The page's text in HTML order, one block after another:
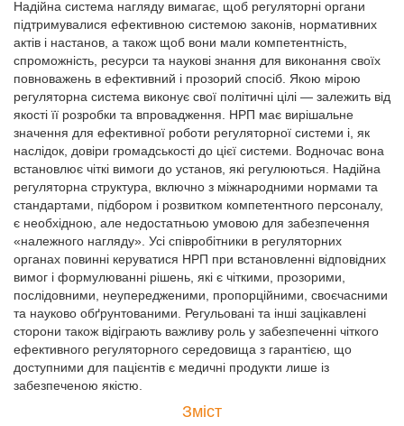
Надійна система нагляду вимагає, щоб регуляторні органи
підтримувалися ефективною системою законів, нормативних
актів і настанов, а також щоб вони мали компетентність,
спроможність, ресурси та наукові знання для виконання своїх
повноважень в ефективний і прозорий спосіб. Якою мірою
регуляторна система виконує свої політичні цілі — залежить від
якості її розробки та впровадження. НРП має вирішальне
значення для ефективної роботи регуляторної системи і, як
наслідок, довіри громадськості до цієї системи. Водночас вона
встановлює чіткі вимоги до установ, які регулюються. Надійна
регуляторна структура, включно з міжнародними нормами та
стандартами, підбором і розвитком компетентного персоналу,
є необхідною, але недостатньою умовою для забезпечення
«належного нагляду». Усі співробітники в регуляторних
органах повинні керуватися НРП при встановленні відповідних
вимог і формулюванні рішень, які є чіткими, прозорими,
послідовними, неупередженими, пропорційними, своєчасними
та науково обґрунтованими. Регульовані та інші зацікавлені
сторони також відіграють важливу роль у забезпеченні чіткого
ефективного регуляторного середовища з гарантією, що
доступними для пацієнтів є медичні продукти лише із
забезпеченою якістю.
Зміст